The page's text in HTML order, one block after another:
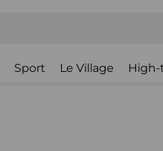
Sport Le Village